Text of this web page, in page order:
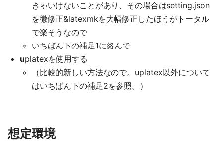
きゃいけないことがあり、その場合はsetting.json
を微修正&latexmkを大幅修正したほうがトータル
で楽そうなので
いちばん下の補足1に絡んで
uplatexを使用する
（比較的新しい方法なので。uplatex以外について
はいちばん下の補足2を参照。）
想定環境